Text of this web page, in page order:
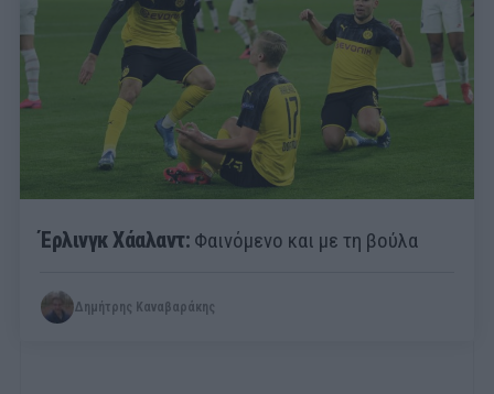
Έρλινγκ Χάαλαντ: Φαινόμενο και με τη βούλα
Δημήτρης Καναβαράκης